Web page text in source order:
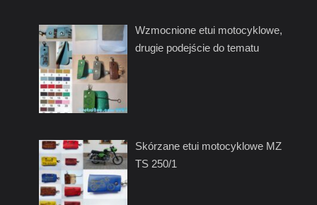
Wzmocnione etui motocyklowe,
drugie podejście do tematu
Skórzane etui motocyklowe MZ
TS 250/1